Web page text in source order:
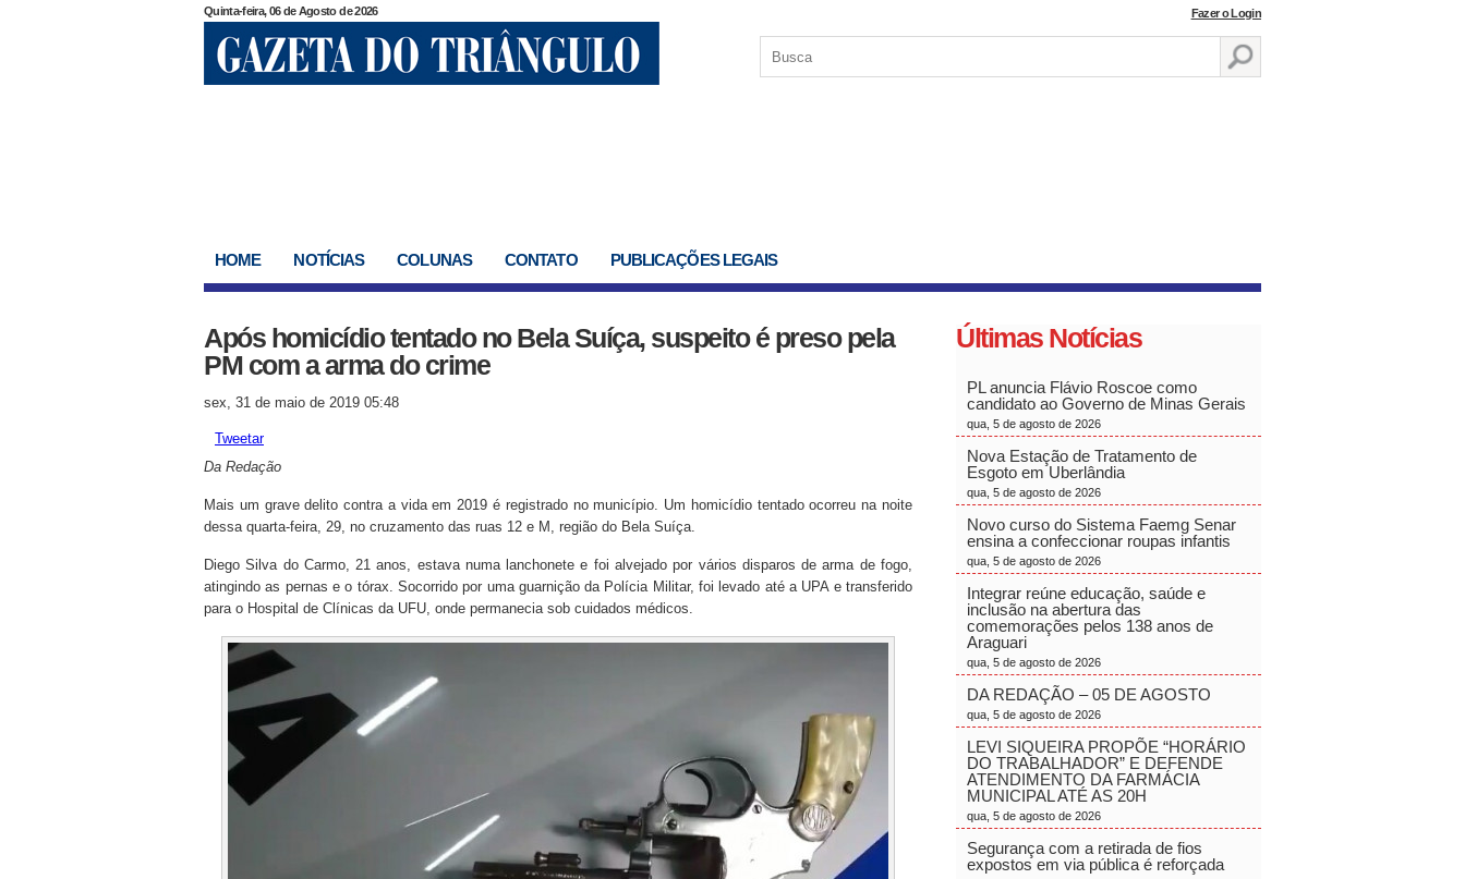
Quinta-feira, 06 de Agosto de 2026 Fazer o Login
HOME NOTÍCIAS COLUNAS CONTATO PUBLICAÇÕES LEGAIS
Após homicídio tentado no Bela Suíça, suspeito é preso pela
PM com a arma do crime
sex, 31 de maio de 2019 05:48
Tweetar
Da Redação
Mais um grave delito contra a vida em 2019 é registrado no município. Um homicídio tentado ocorreu na noite
dessa quarta-feira, 29, no cruzamento das ruas 12 e M, região do Bela Suíça.
Diego Silva do Carmo, 21 anos, estava numa lanchonete e foi alvejado por vários disparos de arma de fogo,
atingindo as pernas e o tórax. Socorrido por uma guarnição da Polícia Militar, foi levado até a UPA e transferido
para o Hospital de Clínicas da UFU, onde permanecia sob cuidados médicos.
Últimas Notícias
PL anuncia Flávio Roscoe como
candidato ao Governo de Minas Gerais
qua, 5 de agosto de 2026
Nova Estação de Tratamento de
Esgoto em Uberlândia
qua, 5 de agosto de 2026
Novo curso do Sistema Faemg Senar
ensina a confeccionar roupas infantis
qua, 5 de agosto de 2026
Integrar reúne educação, saúde e
inclusão na abertura das
comemorações pelos 138 anos de
Araguari
qua, 5 de agosto de 2026
DA REDAÇÃO – 05 DE AGOSTO
qua, 5 de agosto de 2026
LEVI SIQUEIRA PROPÕE “HORÁRIO
DO TRABALHADOR” E DEFENDE
ATENDIMENTO DA FARMÁCIA
MUNICIPAL ATÉ AS 20H
qua, 5 de agosto de 2026
Segurança com a retirada de fios
expostos em via pública é reforçada